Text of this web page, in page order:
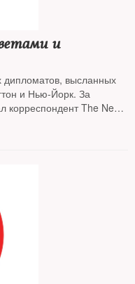
и
дипломатов, высланных
и Нью-Йорк. За
корреспондент The New